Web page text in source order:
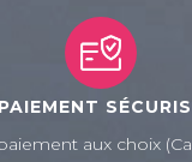
PAIEMENT
aux choix